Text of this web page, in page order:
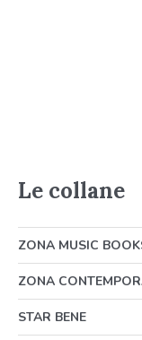
Le collane
ZONA MUSIC
ZONA
STAR BENE